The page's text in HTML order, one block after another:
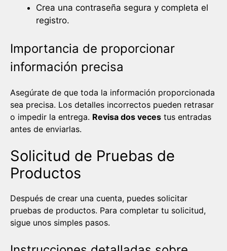
Crea una contraseña segura y completa el
registro.
Importancia de proporcionar
información precisa
Asegúrate de que toda la información proporcionada
sea precisa. Los detalles incorrectos pueden retrasar
o impedir la entrega. Revisa dos veces tus entradas
antes de enviarlas.
Solicitud de Pruebas de
Productos
Después de crear una cuenta, puedes solicitar
pruebas de productos. Para completar tu solicitud,
sigue unos simples pasos.